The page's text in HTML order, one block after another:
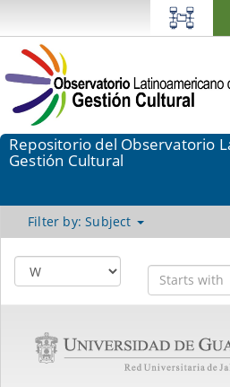
Repositorio del Observatorio
Gestión Cultural
Filter by: Subject